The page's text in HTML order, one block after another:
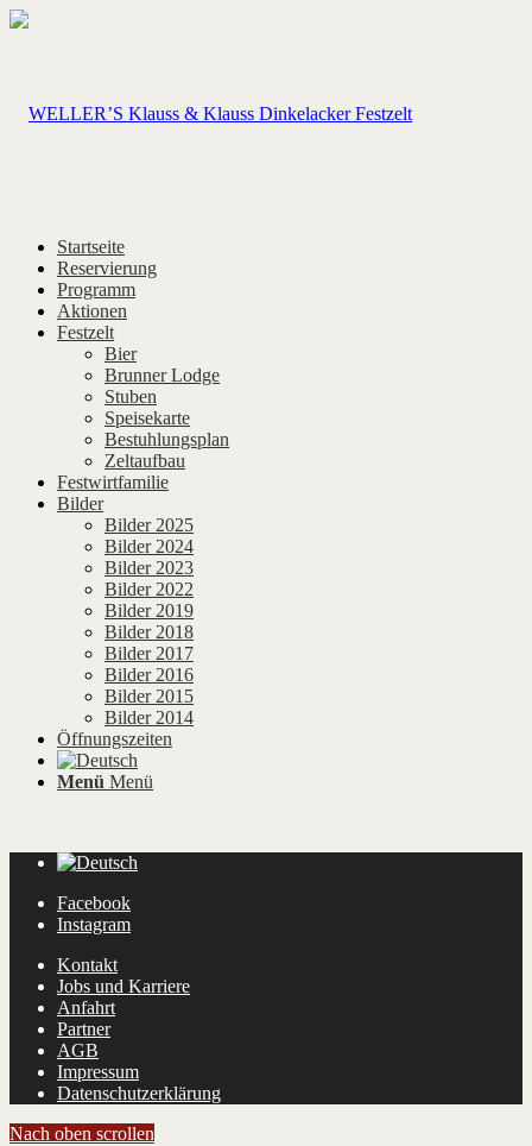
Startseite
Reservierung
Programm
Aktionen
Festzelt
Bier
Brunner Lodge
Stuben
Speisekarte
Bestuhlungsplan
Zeltaufbau
Festwirtfamilie
Bilder
Bilder 2025
Bilder 2024
Bilder 2023
Bilder 2022
Bilder 2019
Bilder 2018
Bilder 2017
Bilder 2016
Bilder 2015
Bilder 2014
Öffnungszeiten
Menü Menü
Facebook
Instagram
Kontakt
Jobs und Karriere
Anfahrt
Partner
AGB
Impressum
Datenschutzerklärung
Nach oben scrollen